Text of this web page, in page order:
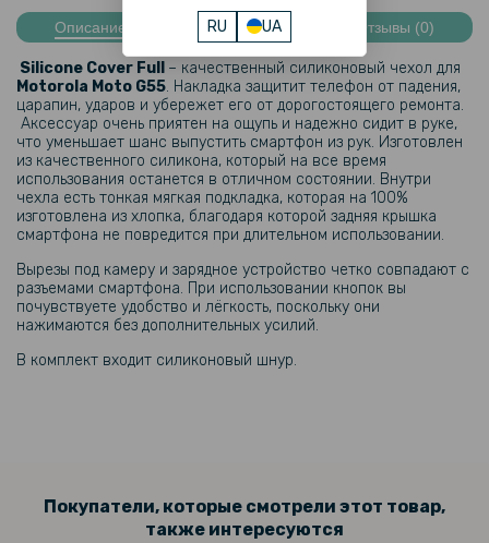
RU UA
199 грн
Противоударная гидрогелевая пленка Hydrogel Film для Motorola
Moto G55 на заднюю панель, Transparent
239 грн
299 грн
Гидрогелевая пленка iNobi Matte для Motorola Moto G55 на заднюю
панель, Матовая
169 грн
Защитное стекло Full Screen Tempered Glass для Motorola Moto
G55, Black
135 грн
Описание Характеристики Отзывы (0)
Silicone Cover Full – качественный силиконовый чехол для
Motorola Moto G55​. Накладка защитит телефон от падения,
царапин, ударов и убережет его от дорогостоящего ремонта.
Аксессуар очень приятен на ощупь и надежно сидит в руке,
что уменьшает шанс выпустить смартфон из рук. Изготовлен
из качественного силикона, который на все время
использования останется в отличном состоянии. Внутри
чехла есть тонкая мягкая подкладка, которая на 100%
изготовлена ​​из хлопка, благодаря которой задняя крышка
смартфона не повредится при длительном использовании.
Вырезы под камеру и зарядное устройство четко совпадают с
разъемами смартфона. При использовании кнопок вы
почувствуете удобство и лёгкость, поскольку они
нажимаются без дополнительных усилий.
В комплект входит силиконовый шнур.
Покупатели, которые смотрели этот товар,
также интересуются